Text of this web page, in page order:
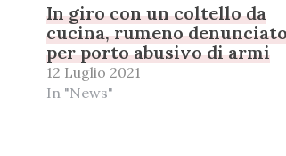
In giro con un coltello da
cucina, rumeno
per porto abusivo di armi
12 Luglio 2021
In "News"